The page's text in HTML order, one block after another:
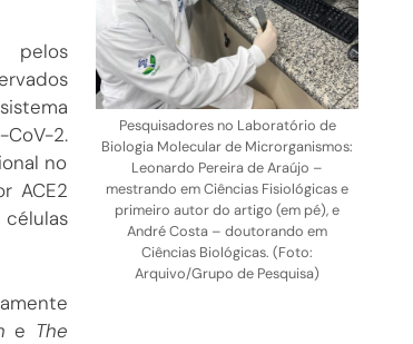
Pesquisadores no Laboratório de
Biologia Molecular de Microrganismos:
Leonardo Pereira de Araújo –
mestrando em Ciências Fisiológicas e
primeiro autor do artigo (em pé), e
André Costa – doutorando em
Ciências Biológicas. (Foto:
Arquivo/Grupo de Pesquisa)
pelos
2.
no
ACE2
e The